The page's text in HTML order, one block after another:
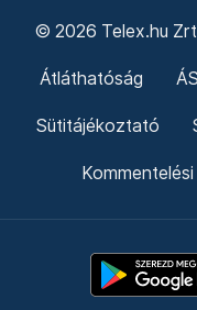
© 2026 Telex.hu
Átláthatóság
Sütitájékoztató